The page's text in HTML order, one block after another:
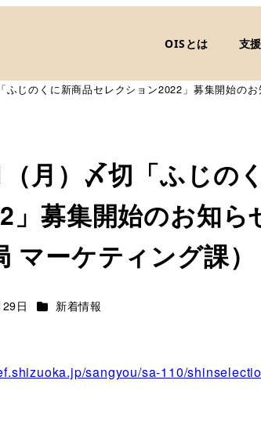
OISとは 支
ふじのくに新商品セレクション2022」募集開始の
（月）〆切「ふじの
」募集開始のお知ら
マーケティング課）
日 カテゴリー
新着情報
sangyou/sa-110/